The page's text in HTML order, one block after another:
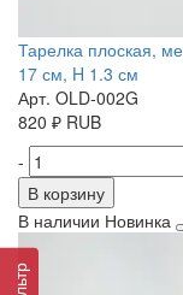
Тарелка плоская,
17 см, H 1.3 см
Арт. OLD-002G
820 ₽ RUB
-
В корзину
В наличии Новинка